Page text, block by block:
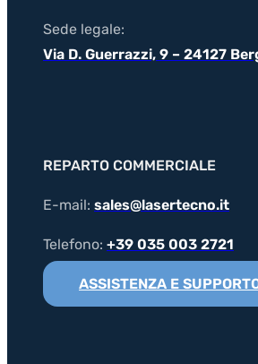
Sede legale:
Via D. Guerrazzi, 9 – 24127
REPARTO COMMERCIALE
E-mail: sales@lasertecno.it
Telefono: +39 035 003 2721
ASSISTENZA E